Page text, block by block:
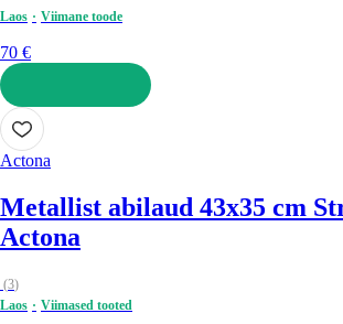
Laos Viimane toode
70 €
LISA OSTUKORVI
Actona
Metallist abilaud 43x35 cm
Actona
(3)
Laos
Viimased tooted